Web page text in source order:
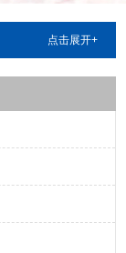
点击展开+